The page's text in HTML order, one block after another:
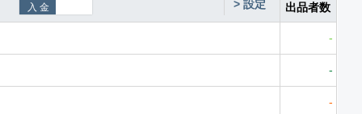
> 設定 出品者数
-
-
-